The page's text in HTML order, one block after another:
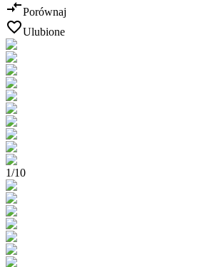
Porównaj
Ulubione
1/10